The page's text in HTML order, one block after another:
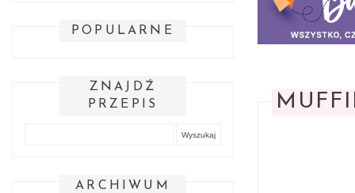
POPULARNE
ZNAJDŹ
PRZEPIS
ARCHIWUM